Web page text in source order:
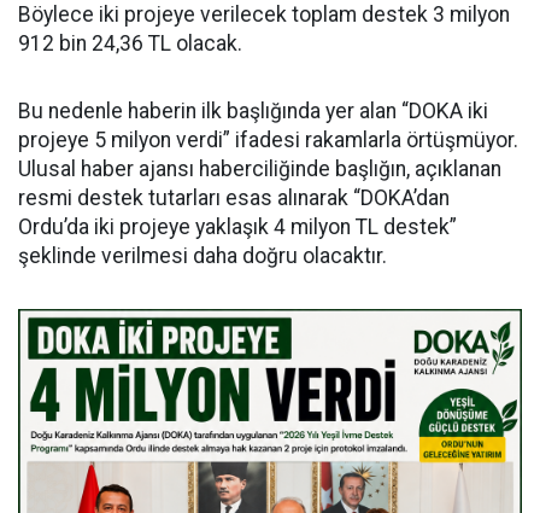
Böylece iki projeye verilecek toplam destek 3 milyon
912 bin 24,36 TL olacak.
Bu nedenle haberin ilk başlığında yer alan “DOKA iki
projeye 5 milyon verdi” ifadesi rakamlarla örtüşmüyor.
Ulusal haber ajansı haberciliğinde başlığın, açıklanan
resmi destek tutarları esas alınarak “DOKA’dan
Ordu’da iki projeye yaklaşık 4 milyon TL destek”
şeklinde verilmesi daha doğru olacaktır.